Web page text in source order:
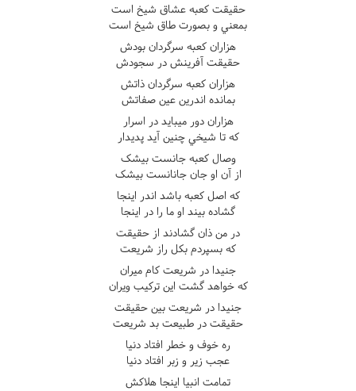
حقيقت کعبه عشاق شيخ است
بمعني و بصورت طاق شيخ است
هزاران کعبه سرگردان بودش
حقيقت آفرينش در سجودش
هزاران کعبه سرگردان ذاتش
بمانده اندرين عين صفاتش
هزاران دور ميبايد در اسرار
که تا شيخي چنين آيد پديدار
وصال کعبه جانست بيشک
از آن او جان جانانست بيشک
که اصل کعبه باشد اندر اينجا
گشاده بيند او ما را در اينجا
در من ذان گشادند از حقيقت
که بسپردم بکل راز شريعت
جنيدا در شريعت کام ميران
که خواهد گشت اين ترکيب ويران
جنيدا در شريعت بين حقيقت
حقيقت در طبيعت بد شريعت
ره خوف و خطر افتاد دنيا
عجب زير و زبر افتاد دنيا
تمامت انبيا اينجا هلاکش